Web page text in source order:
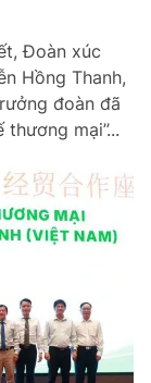
Đoàn xúc
Hồng Thanh,
đoàn đã
mại”...